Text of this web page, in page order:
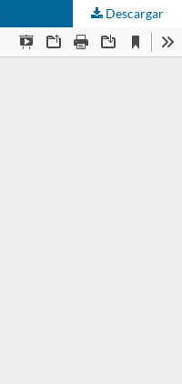
Descargar